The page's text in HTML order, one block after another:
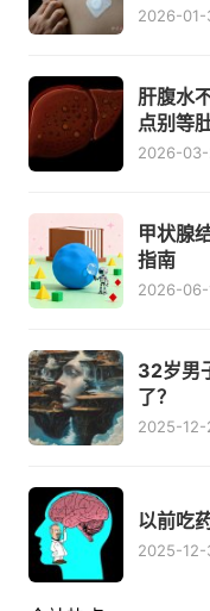
2026-01-
肝腹水
点别等
2026-03-
甲状腺
指南
2026-06-
32岁男
了？
2025-12-
以前吃
2025-12-